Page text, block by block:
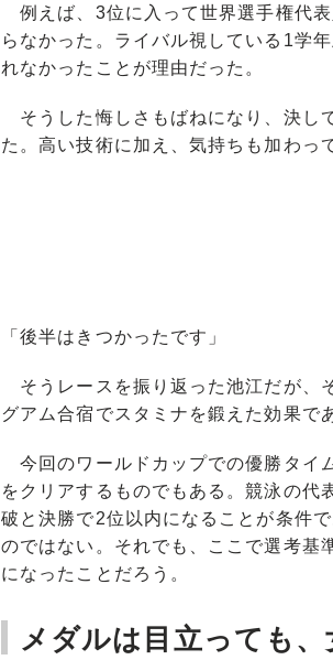
例えば、3位に入って世界選手権代
らなかった。ライバル視している1学
れなかったことが理由だった。
そうした悔しさもばねになり、決し
た。高い技術に加え、気持ちも加わっ
「後半はきつかったです」
そうレースを振り返った池江だが、
グアム合宿でスタミナを鍛えた効果で
今回のワールドカップでの優勝タイ
をクリアするものでもある。競泳の代
破と決勝で2位以内になることが条件
のではない。それでも、ここで選考基
になったことだろう。
メダルは目立っても